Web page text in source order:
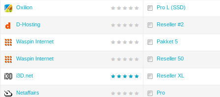
Oxilion Pro L (SSD)
D-Hosting Reseller #2
Waspin Internet Pakket 5
Waspin Internet Reseller 50
i3D.net Reseller XL
Netaffairs Pro